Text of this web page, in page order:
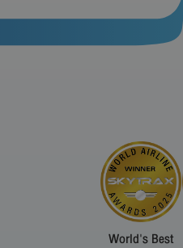
World's Best